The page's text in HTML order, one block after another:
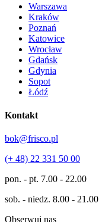
Warszawa
Kraków
Poznań
Katowice
Wrocław
Gdańsk
Gdynia
Sopot
Łódź
Kontakt
bok@frisco.pl
(+ 48) 22 331 50 00
pon. - pt. 7.00 - 22.00
sob. - niedz. 8.00 - 21.00
Obserwuj nas